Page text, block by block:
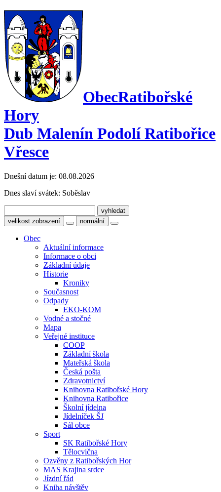
ObecRatibořské
Hory
Dub Malenín Podolí Ratibořice
Vřesce
Dnešní datum je: 08.08.2026
Dnes slaví svátek: Soběslav
velikost zobrazení normální
Obec
Aktuální informace
Informace o obci
Základní údaje
Historie
Kroniky
Současnost
Odpady
EKO-KOM
Vodné a stočné
Mapa
Veřejné instituce
COOP
Základní škola
Mateřská škola
Česká pošta
Zdravotnictví
Knihovna Ratibořské Hory
Knihovna Ratibořice
Školní jídelna
Jídelníček ŠJ
Sál obce
Sport
SK Ratibořské Hory
Tělocvična
Ozvěny z Ratibořských Hor
MAS Krajina srdce
Jízdní řád
Kniha návštěv